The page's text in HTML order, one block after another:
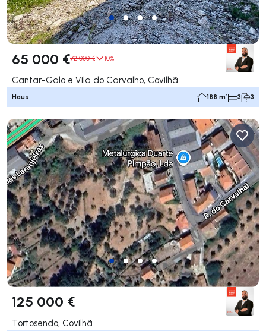
65 000 €72 000 € 10%
Cantar-Galo e Vila do Carvalho, Covilhã
Haus 188 m² 3 3
125 000 €
Tortosendo, Covilhã